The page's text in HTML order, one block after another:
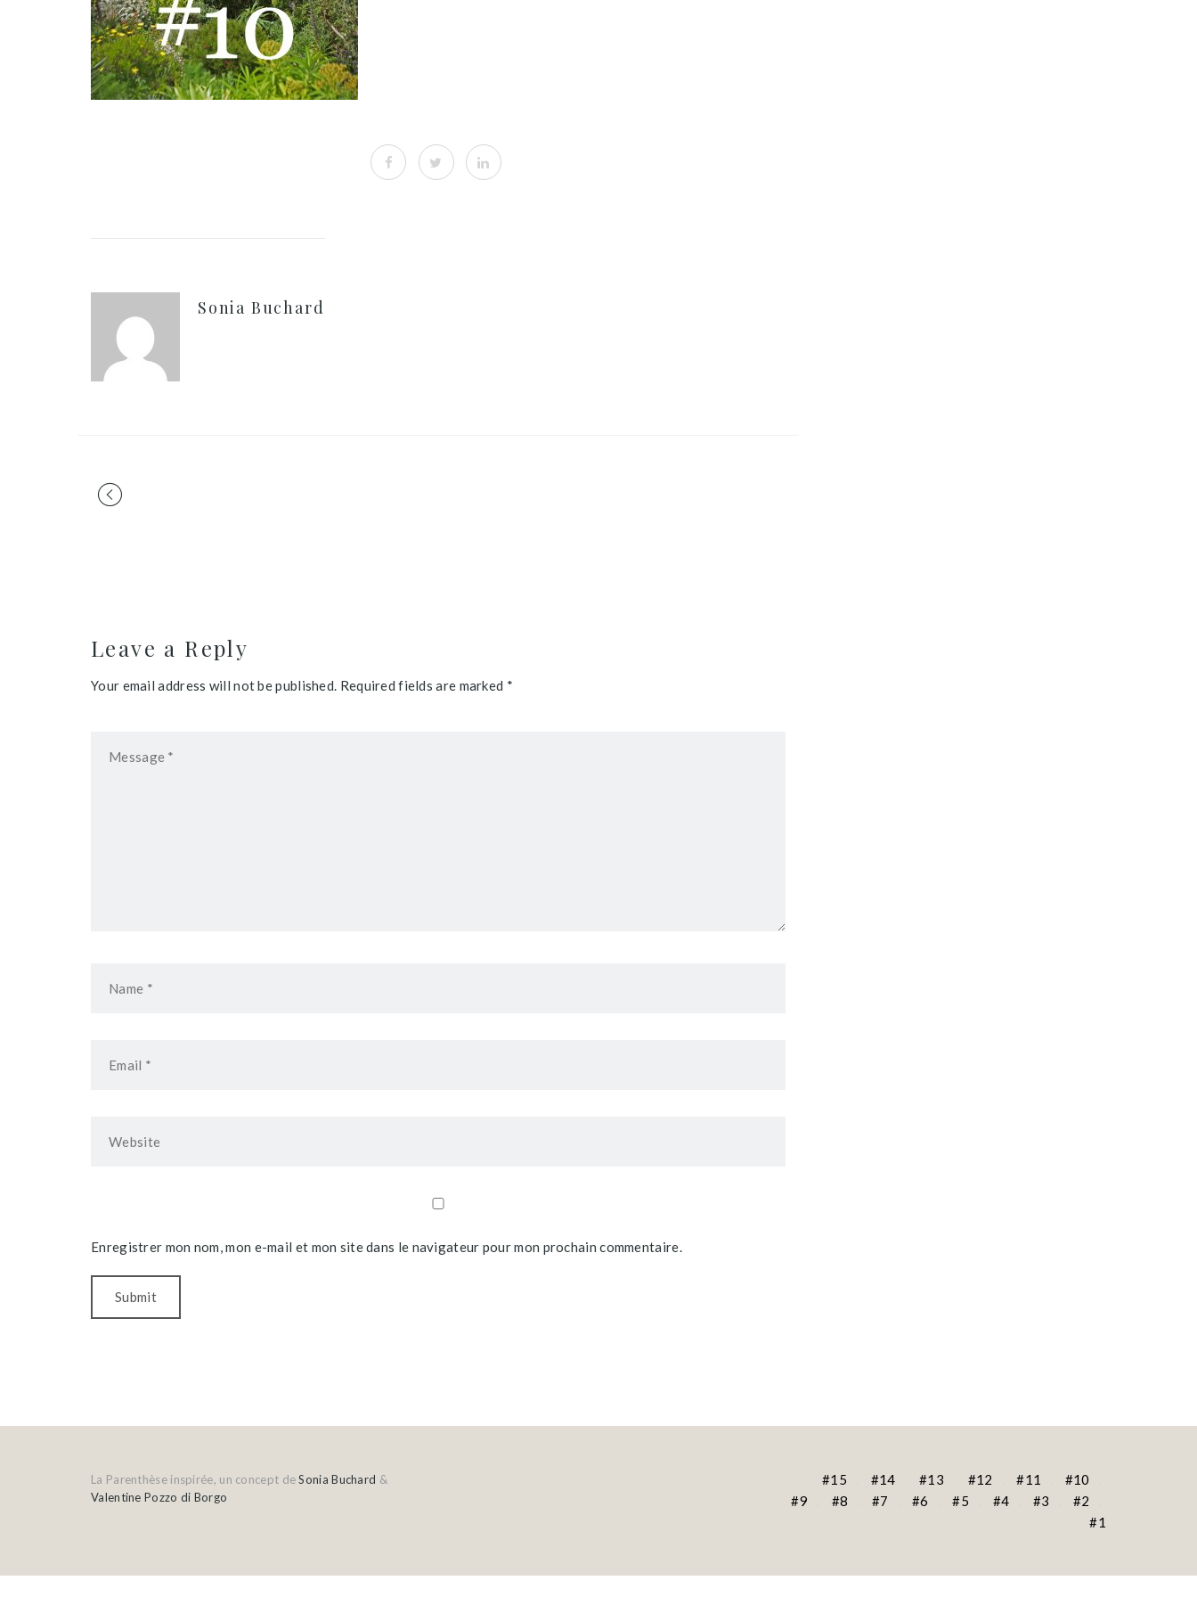
Sonia Buchard
Portfolio
Leave a Reply
Your email address will not be published. Required fields are marked *
Enregistrer mon nom, mon e-mail et mon site dans le navigateur pour mon prochain commentaire.
La Parenthèse inspirée, un concept deSonia Buchard &
Valentine Pozzo di Borgo
#15 #14 #13 #12 #11
#10
#9
#8 #7 #6 #5 #4 #3
#2
#1